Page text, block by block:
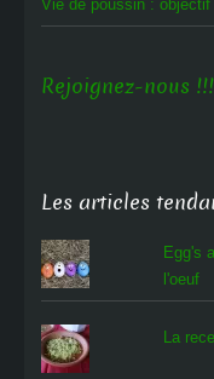
Vie de poussin : objectif
Rejoignez-nous !!!
Les articles
Egg's
l'oeuf
La